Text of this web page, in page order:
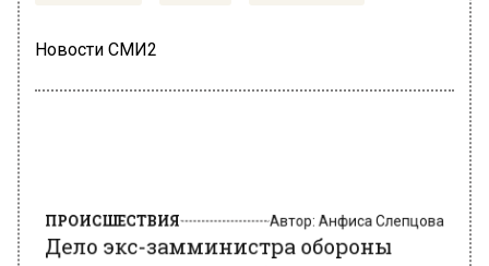
Новости СМИ2
Иванова о растрате будет слушаться
в Мосгорсуде